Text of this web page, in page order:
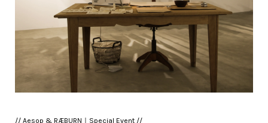
// Aesop & RÆBURN｜Special Event //